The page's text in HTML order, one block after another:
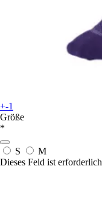
+-1
Größe
*
S
M
Dieses Feld ist erforderlich